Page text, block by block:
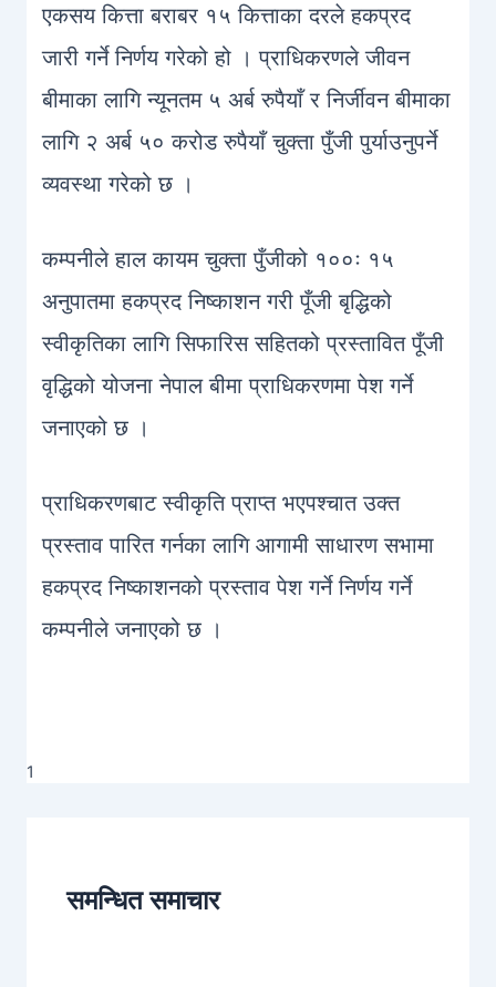
एकसय कित्ता बराबर १५ कित्ताका दरले हकप्रद
जारी गर्ने निर्णय गरेको हो । प्राधिकरणले जीवन
बीमाका लागि न्यूनतम ५ अर्ब रुपैयाँ र निर्जीवन बीमाका
लागि २ अर्ब ५० करोड रुपैयाँ चुक्ता पुँजी पुर्याउनुपर्ने
व्यवस्था गरेको छ ।
कम्पनीले हाल कायम चुक्ता पुँजीको १००ः १५
अनुपातमा हकप्रद निष्काशन गरी पूँजी बृद्धिको
स्वीकृतिका लागि सिफारिस सहितको प्रस्तावित पूँजी
वृद्धिको योजना नेपाल बीमा प्राधिकरणमा पेश गर्ने
जनाएको छ ।
प्राधिकरणबाट स्वीकृति प्राप्त भएपश्चात उक्त
प्रस्ताव पारित गर्नका लागि आगामी साधारण सभामा
हकप्रद निष्काशनको प्रस्ताव पेश गर्ने निर्णय गर्ने
कम्पनीले जनाएको छ ।
1
समन्धित समाचार